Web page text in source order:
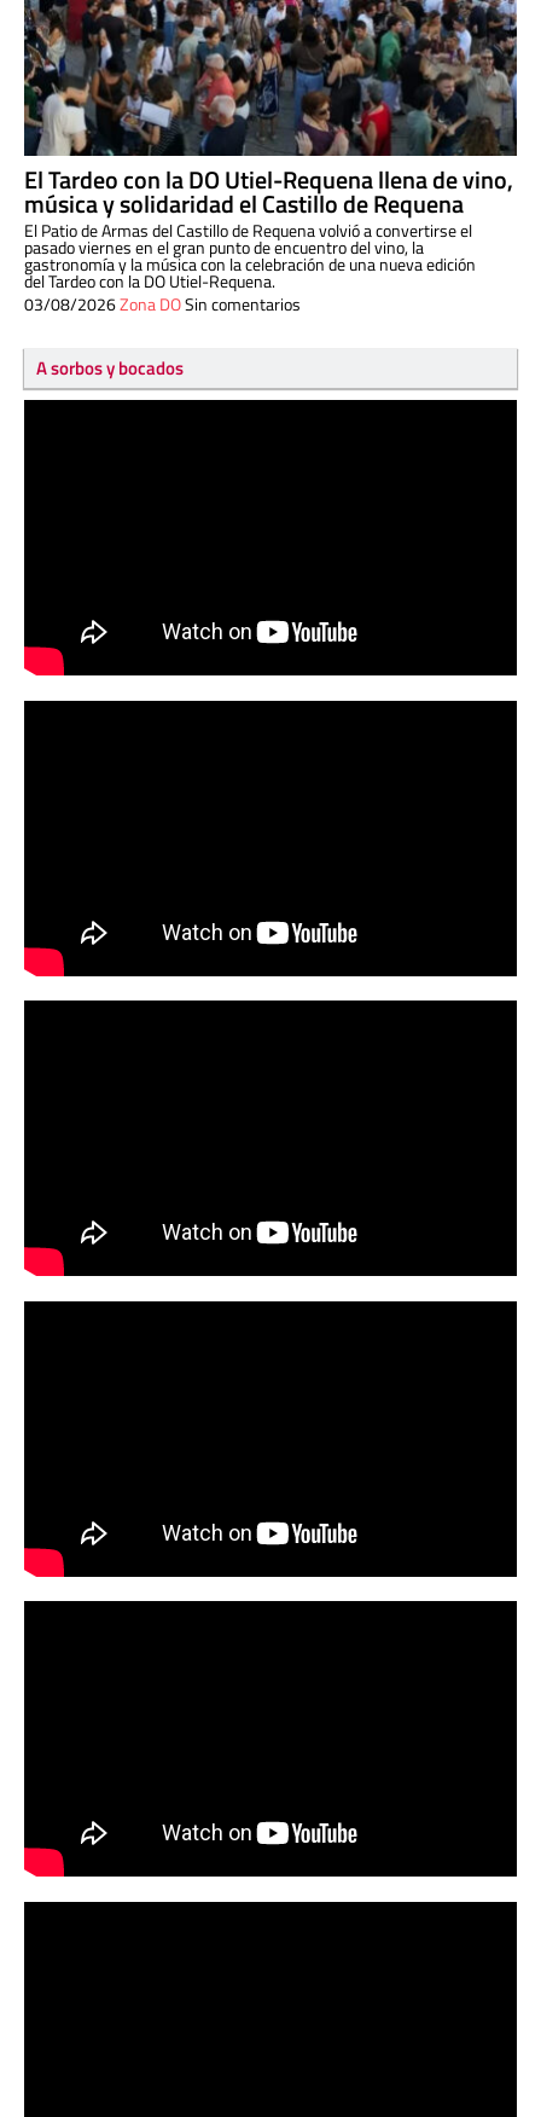
El Tardeo con la DO Utiel-Requena llena de vino,
música y solidaridad el Castillo de Requena
El Patio de Armas del Castillo de Requena volvió a convertirse el
pasado viernes en el gran punto de encuentro del vino, la
gastronomía y la música con la celebración de una nueva edición
del Tardeo con la DO Utiel-Requena.
03/08/2026Zona DOSin comentarios
A sorbos y bocados